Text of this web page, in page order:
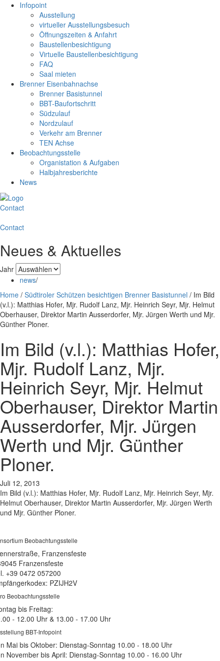
Infopoint
Ausstellung
virtueller Ausstellungsbesuch
Öffnungszeiten & Anfahrt
Baustellenbesichtigung
Virtuelle Baustellenbesichtigung
FAQ
Saal mieten
Brenner Eisenbahnachse
Brenner Basistunnel
BBT-Baufortschritt
Südzulauf
Nordzulauf
Verkehr am Brenner
TEN Achse
Beobachtungsstelle
Organistation & Aufgaben
Halbjahresberichte
News
Contact
Contact
Neues & Aktuelles
Jahr
news/
Home / Südtiroler Schützen besichtigen Brenner Basistunnel / Im Bild
(v.l.): Matthias Hofer, Mjr. Rudolf Lanz, Mjr. Heinrich Seyr, Mjr. Helmut
Oberhauser, Direktor Martin Ausserdorfer, Mjr. Jürgen Werth und Mjr.
Günther Ploner.
Im Bild (v.l.): Matthias Hofer,
Mjr. Rudolf Lanz, Mjr.
Heinrich Seyr, Mjr. Helmut
Oberhauser, Direktor Martin
Ausserdorfer, Mjr. Jürgen
Werth und Mjr. Günther
Ploner.
Juli 12, 2013
Im Bild (v.l.): Matthias Hofer, Mjr. Rudolf Lanz, Mjr. Heinrich Seyr, Mjr.
Helmut Oberhauser, Direktor Martin Ausserdorfer, Mjr. Jürgen Werth
und Mjr. Günther Ploner.
Beobachtungsstelle
Franzensfeste
Franzensfeste
+39 0472 057200
PZIJH2V
Beobachtungsstelle
bis Freitag:
- 12.00 Uhr & 13.00 - 17.00 Uhr
BBT-Infopoint
Mai bis Oktober: Dienstag-Sonntag 10.00 - 18.00 Uhr
November bis April: Dienstag-Sonntag 10.00 - 16.00 Uhr